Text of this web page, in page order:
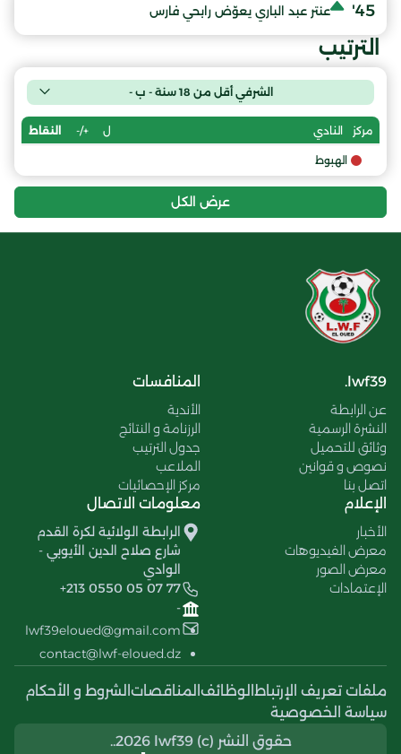
45' عنتر عبد الباري يعوّض رابحي فارس
الترتيب
الشرفي أقل من 18 سنة - ب -
مركز النادي ل +/- النقاط
الهبوط
عرض الكل
lwf39.
عن الرابطة
النشرة الرسمية
وثائق للتحميل
نصوص و قوانين
اتصل بنا
المنافسات
الأندية
الرزنامة و النتائج
جدول الترتيب
الملاعب
مركز الإحصائيات
الإعلام
الأخبار
معرض الفيديوهات
معرض الصور
الإعتمادات
معلومات الاتصال
الرابطة الولائية لكرة القدم
شارع صلاح الدين الأيوبي -
الوادي
+213 0550 05 07 77
-
lwf39eloued@gmail.com
contact@lwf-eloued.dz
ملفات تعريف الإرتباط الوظائف المناقصات الشروط و الأحكام
سياسة الخصوصية
حقوق النشر (c) 2026 lwf39..